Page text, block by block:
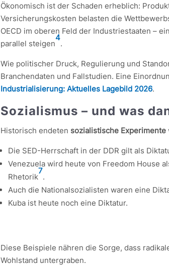
Ökonomisch ist der Schaden erheblich:
Versicherungskosten belasten die
OECD im oberen Feld der Industriestaaten –
parallel steigen
4
.
Wie politischer Druck, Regulierung und
Branchendaten und Fallstudien. Eine
Industrialisierung: Aktuelles Lagebild 2026.
Sozialismus – und was
Historisch endeten sozialistische Experimente
Die SED-Herrschaft in der DDR gilt als
Venezuela wird heute von Freedom House
Rhetorik
7
.
Auch die Nationalsozialisten waren eine
Kuba ist heute noch eine Diktatur.
Diese Beispiele nähren die Sorge, dass
Wohlstand untergraben.